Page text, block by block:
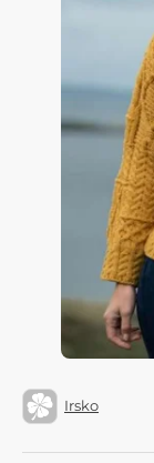
Irsko